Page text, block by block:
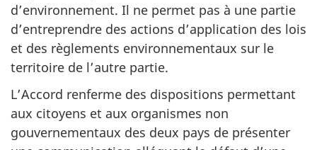
d’environnement. Il ne permet pas à une partie
d’entreprendre des actions d’application des lois
et des règlements environnementaux sur le
territoire de l’autre partie.
L’Accord renferme des dispositions permettant
aux citoyens et aux organismes non
gouvernementaux des deux pays de présenter